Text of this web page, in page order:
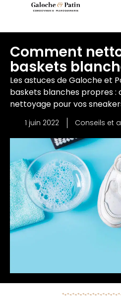
Comment
baskets
Les astuces de Galoche et
baskets blanches propres :
nettoyage pour vos
1 juin 2022 Conseils et